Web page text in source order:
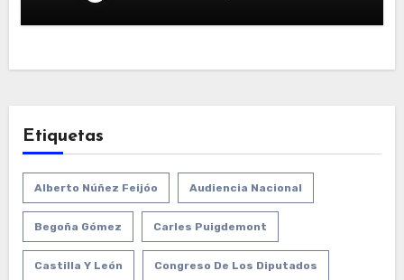
Etiquetas
Alberto Núñez Feijóo Audiencia Nacional
Begoña Gómez Carles Puigdemont
Castilla Y León Congreso De Los Diputados